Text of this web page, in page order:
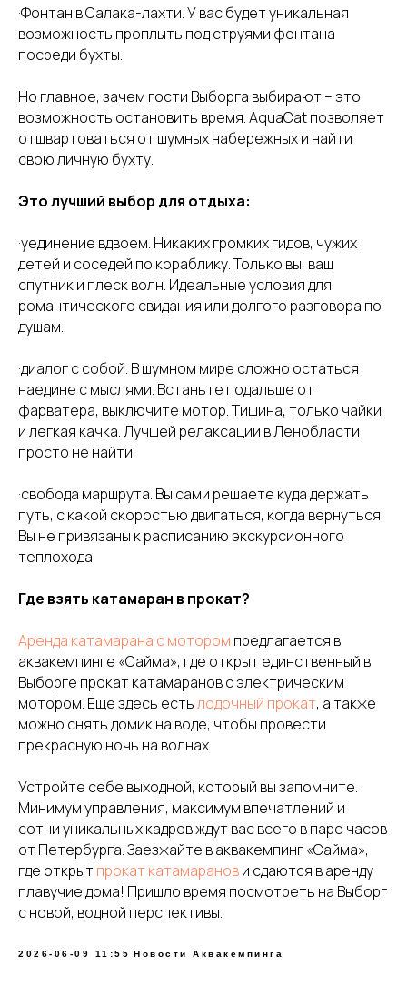
·Фонтан в Салака-лахти. У вас будет уникальная
возможность проплыть под струями фонтана
посреди бухты.
Но главное, зачем гости Выборга выбирают – это
возможность остановить время. AquaCat позволяет
отшвартоваться от шумных набережных и найти
свою личную бухту.
Это лучший выбор для отдыха:
·уединение вдвоем. Никаких громких гидов, чужих
детей и соседей по кораблику. Только вы, ваш
спутник и плеск волн. Идеальные условия для
романтического свидания или долгого разговора по
душам.
·диалог с собой. В шумном мире сложно остаться
наедине с мыслями. Встаньте подальше от
фарватера, выключите мотор. Тишина, только чайки
и легкая качка. Лучшей релаксации в Ленобласти
просто не найти.
·свобода маршрута. Вы сами решаете куда держать
путь, с какой скоростью двигаться, когда вернуться.
Вы не привязаны к расписанию экскурсионного
теплохода.
Где взять катамаран в прокат?
Аренда катамарана с мотором предлагается в
аквакемпинге «Сайма», где открыт единственный в
Выборге прокат катамаранов с электрическим
мотором. Еще здесь естьлодочный прокат, а также
можно снять домик на воде, чтобы провести
прекрасную ночь на волнах.
Устройте себе выходной, который вы запомните.
Минимум управления, максимум впечатлений и
сотни уникальных кадров ждут вас всего в паре часов
от Петербурга. Заезжайте в аквакемпинг «Сайма»,
где открытпрокат катамаранови сдаются в аренду
плавучие дома! Пришло время посмотреть на Выборг
с новой, водной перспективы.
2026-06-09 11:55 Новости Аквакемпинга
Документы Сайма Контакты
+7 (931) 207-06-00
Выборг, ул. Путейская
13, причал 15
Широта: 60.717056.
@ Все права защищены Аквакемпинг "Сайма" 2026
Политика
Способы оплаты и реквизиты
Плавдома
Отзывы
соглашение